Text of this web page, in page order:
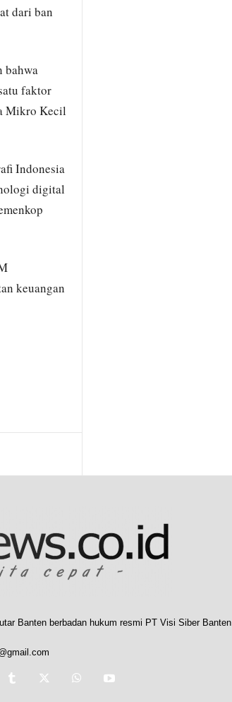
dari ban
bahwa
faktor
Mikro Kecil
Indonesia
digital
keuangan
Banten berbadan hukum resmi PT Visi Siber Banten